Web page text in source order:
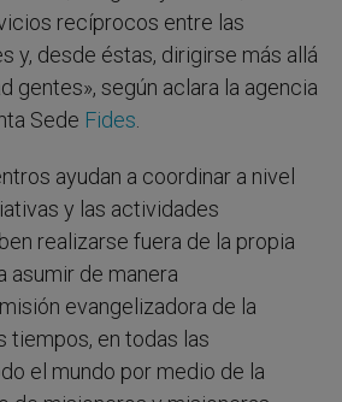
recíprocos entre las
y, desde éstas, dirigirse más allá
gentes», según aclara la agencia
Sede Fides.
ayudan a coordinar a nivel
y las actividades
realizarse fuera de la propia
asumir de manera
evangelizadora de la
tiempos, en todas las
el mundo por medio de la